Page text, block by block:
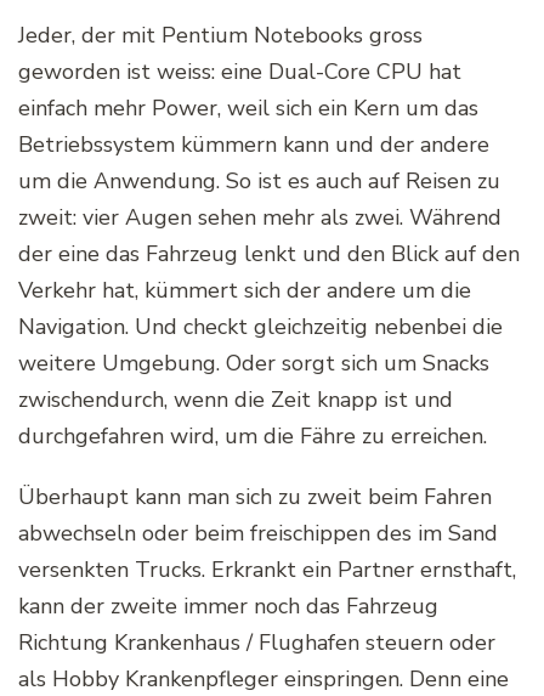
Jeder, der mit Pentium Notebooks gross
geworden ist weiss: eine Dual-Core CPU hat
einfach mehr Power, weil sich ein Kern um das
Betriebssystem kümmern kann und der andere
um die Anwendung. So ist es auch auf Reisen zu
zweit: vier Augen sehen mehr als zwei. Während
der eine das Fahrzeug lenkt und den Blick auf den
Verkehr hat, kümmert sich der andere um die
Navigation. Und checkt gleichzeitig nebenbei die
weitere Umgebung. Oder sorgt sich um Snacks
zwischendurch, wenn die Zeit knapp ist und
durchgefahren wird, um die Fähre zu erreichen.
Überhaupt kann man sich zu zweit beim Fahren
abwechseln oder beim freischippen des im Sand
versenkten Trucks. Erkrankt ein Partner ernsthaft,
kann der zweite immer noch das Fahrzeug
Richtung Krankenhaus / Flughafen steuern oder
als Hobby Krankenpfleger einspringen. Denn eine